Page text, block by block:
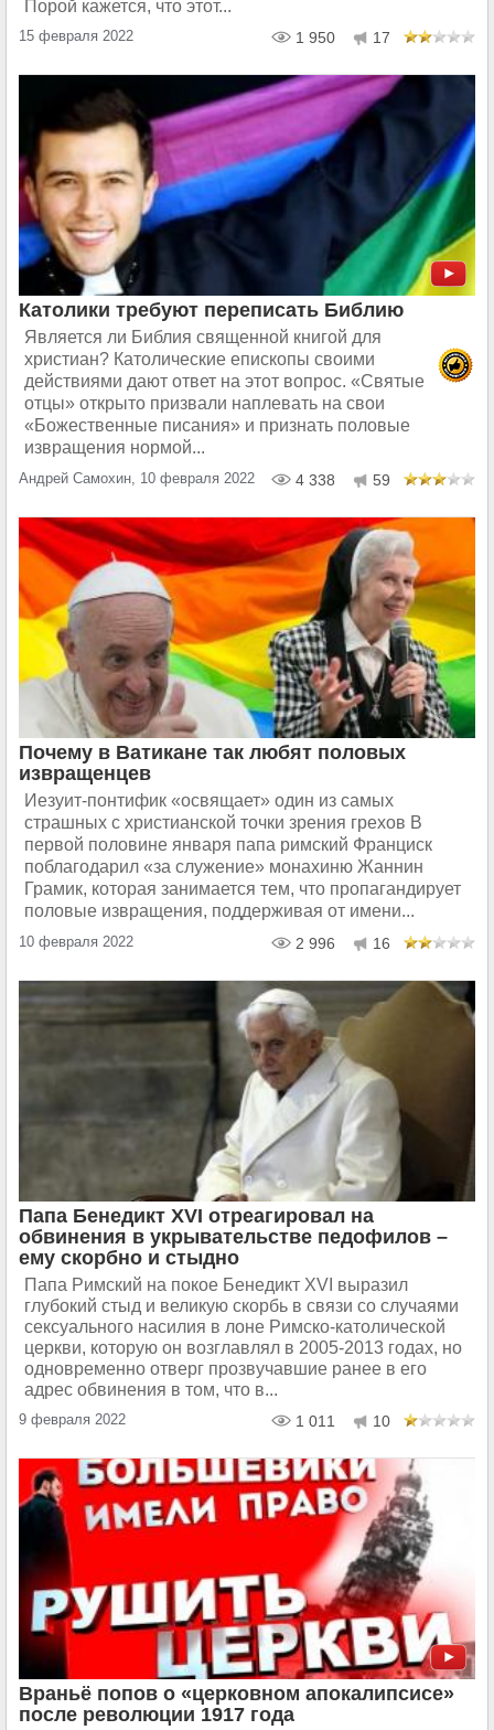
Порой кажется, что этот...
15 февраля 2022 1 950 17
Католики требуют переписать Библию
Является ли Библия священной книгой для
христиан? Католические епископы своими
действиями дают ответ на этот вопрос. «Святые
отцы» открыто призвали наплевать на свои
«Божественные писания» и признать половые
извращения нормой...
Андрей Самохин, 10 февраля 2022 4 338 59
Почему в Ватикане так любят половых
извращенцев
Иезуит-понтифик «освящает» один из самых
страшных с христианской точки зрения грехов В
первой половине января папа римский Франциск
поблагодарил «за служение» монахиню Жаннин
Грамик, которая занимается тем, что пропагандирует
половые извращения, поддерживая от имени...
10 февраля 2022 2 996 16
Папа Бенедикт XVI отреагировал на
обвинения в укрывательстве педофилов –
ему скорбно и стыдно
Папа Римский на покое Бенедикт XVI выразил
глубокий стыд и великую скорбь в связи со случаями
сексуального насилия в лоне Римско-католической
церкви, которую он возглавлял в 2005-2013 годах, но
одновременно отверг прозвучавшие ранее в его
адрес обвинения в том, что в...
9 февраля 2022 1 011 10
Враньё попов о «церковном апокалипсисе»
после революции 1917 года